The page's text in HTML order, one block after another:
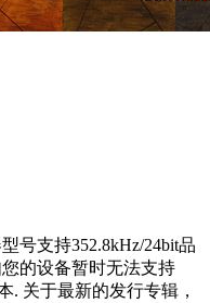
号支持352.8kHz/24bit品
的设备暂时无法支持
. 关于最新的发行专辑，